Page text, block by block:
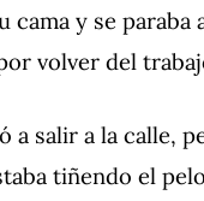
cama y se
volver del
salir a la calle,
tiñendo el